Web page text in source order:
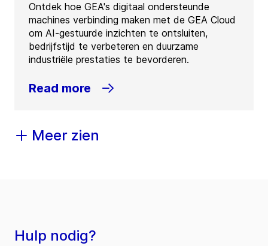
Ontdek hoe GEA's digitaal ondersteunde
machines verbinding maken met de GEA Cloud
om AI-gestuurde inzichten te ontsluiten,
bedrijfstijd te verbeteren en duurzame
industriële prestaties te bevorderen.
Read more
Meer zien
Hulp nodig?